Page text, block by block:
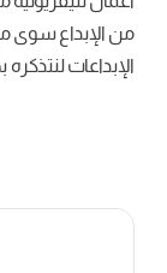
من الإبداع سوى
الإبداعات لنتذكره